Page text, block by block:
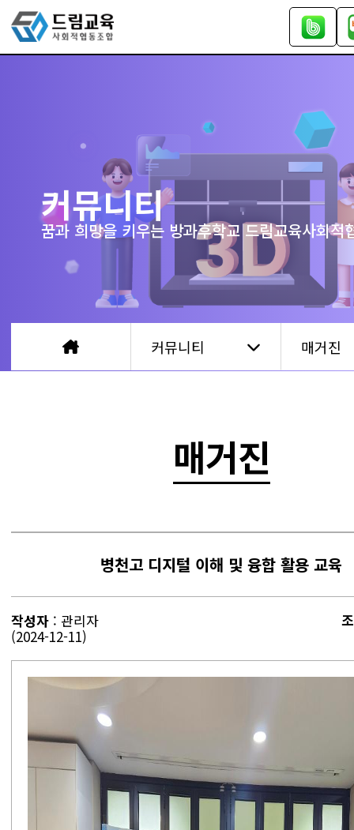
커뮤니티
꿈과 희망을 키우는 방과후학교 드림교육사회적
커뮤니티 매거진
매거진
병천고 디지털 이해 및 융합 활용 교육
작성자 : 관리자
(2024-12-11)